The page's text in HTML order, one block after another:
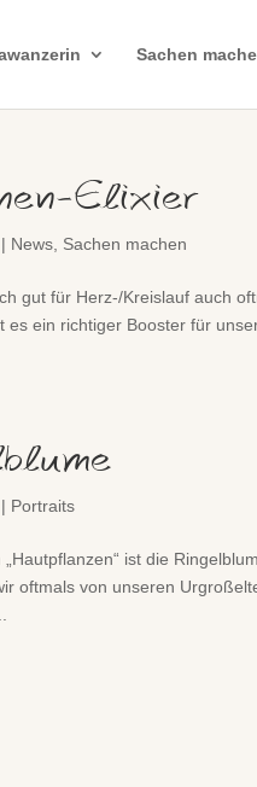
Sachen
Elixier
| News Sachen machen
gut für Herz-/Kreislauf auch
es ein richtiger Booster für
| Portraits
ist die
oftmals von unseren